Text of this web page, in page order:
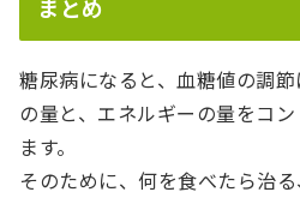
まとめ
糖尿病になると、血糖値の調
の量と、エネルギーの量をコ
ます。
そのために、何を食べたら治